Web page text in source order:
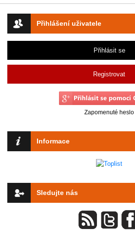
Přihlášení uživatele
Přihlásit se
Registrovat
Zapomenuté heslo
Informace
Sledujte nás